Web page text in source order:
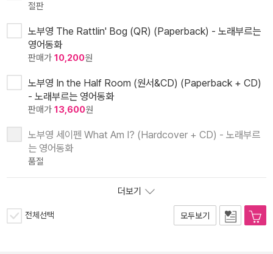
절판
노부영 The Rattlin' Bog (QR) (Paperback) - 노래부르는
영어동화
판매가 10,200원
노부영 In the Half Room (원서&CD) (Paperback + CD)
- 노래부르는 영어동화
판매가 13,600원
노부영 세이펜 What Am I? (Hardcover + CD) - 노래부르
는 영어동화
품절
더보기
전체선택 모두보기